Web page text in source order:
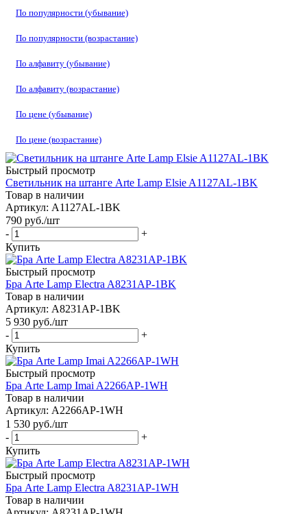
По популярности (убывание)
По популярности (возрастание)
По алфавиту (убывание)
По алфавиту (возрастание)
По цене (убывание)
По цене (возрастание)
Быстрый просмотр
Светильник на штанге Arte Lamp Elsie A1127AL-1BK
Товар в наличии
Артикул: A1127AL-1BK
790 руб./шт
-
+
Купить
Быстрый просмотр
Бра Arte Lamp Electra A8231AP-1BK
Товар в наличии
Артикул: A8231AP-1BK
5 930 руб./шт
-
+
Купить
Быстрый просмотр
Бра Arte Lamp Imai A2266AP-1WH
Товар в наличии
Артикул: A2266AP-1WH
1 530 руб./шт
-
+
Купить
Быстрый просмотр
Бра Arte Lamp Electra A8231AP-1WH
Товар в наличии